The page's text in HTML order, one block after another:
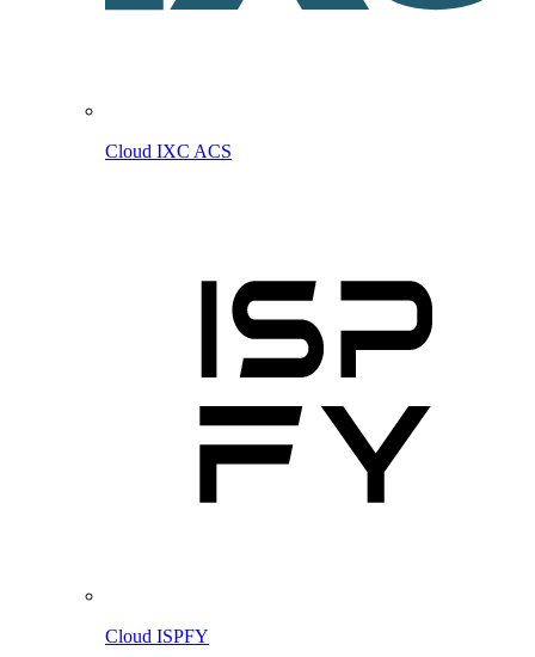
Cloud IXC ACS
Cloud ISPFY